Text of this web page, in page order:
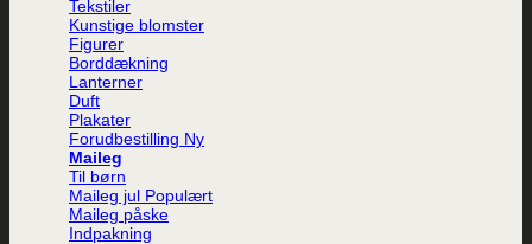
Tekstiler
Kunstige blomster
Figurer
Borddækning
Lanterner
Duft
Plakater
Forudbestilling
Maileg
Til børn
Maileg jul
Maileg påske
Indpakning